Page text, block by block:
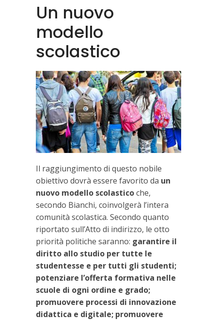
Un nuovo
modello
scolastico
Il raggiungimento di questo nobile
obiettivo dovrà essere favorito da un
nuovo modello scolasticoche,
secondo Bianchi, coinvolgerà l’intera
comunità scolastica. Secondo quanto
riportato sull’Atto di indirizzo, le otto
priorità politiche saranno: garantire il
diritto allo studio per tutte le
studentesse e per tutti gli studenti;
potenziare l’offerta formativa nelle
scuole di ogni ordine e grado;
promuovere processi di innovazione
didattica e digitale; promuovere